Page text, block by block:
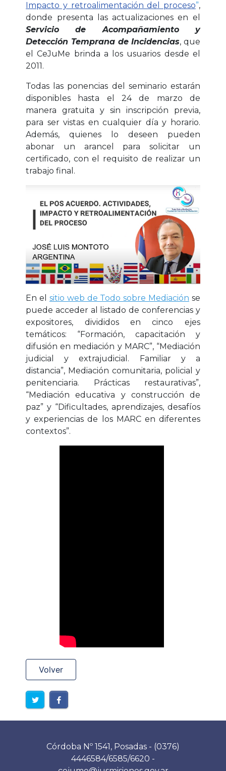
Impacto y retroalimentación del proceso”,
donde presenta las actualizaciones en el
Servicio de Acompañamiento y
Detección Temprana de Incidencias, que
el CeJuMe brinda a los usuarios desde el
2011.
Todas las ponencias del seminario estarán
disponibles hasta el 24 de marzo de
manera gratuita y sin inscripción previa,
para ser vistas en cualquier día y horario.
Además, quienes lo deseen pueden
abonar un arancel para solicitar un
certificado, con el requisito de realizar un
trabajo final.
En el sitio web de Todo sobre Mediación se
puede acceder al listado de conferencias y
expositores, divididos en cinco ejes
temáticos: “Formación, capacitación y
difusión en mediación y MARC”, “Mediación
judicial y extrajudicial. Familiar y a
distancia”, Mediación comunitaria, policial y
penitenciaria. Prácticas restaurativas”,
“Mediación educativa y construcción de
paz” y “Dificultades, aprendizajes, desafíos
y experiencias de los MARC en diferentes
contextos”.
Volver
Córdoba Nº 1541, Posadas - (0376)
4446584/6585/6620 -